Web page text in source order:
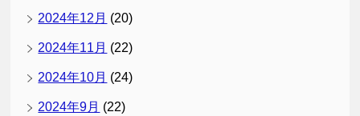
2024年12月 (20)
2024年11月 (22)
2024年10月 (24)
2024年9月 (22)